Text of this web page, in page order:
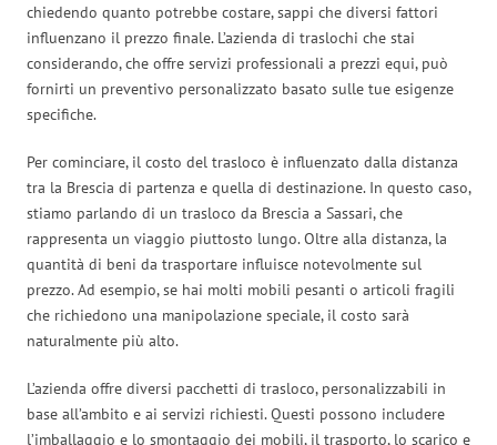
chiedendo quanto potrebbe costare, sappi che diversi fattori
influenzano il prezzo finale. L’azienda di traslochi che stai
considerando, che offre servizi professionali a prezzi equi, può
fornirti un preventivo personalizzato basato sulle tue esigenze
specifiche.
Per cominciare, il costo del trasloco è influenzato dalla distanza
tra la Brescia di partenza e quella di destinazione. In questo caso,
stiamo parlando di un trasloco da Brescia a Sassari, che
rappresenta un viaggio piuttosto lungo. Oltre alla distanza, la
quantità di beni da trasportare influisce notevolmente sul
prezzo. Ad esempio, se hai molti mobili pesanti o articoli fragili
che richiedono una manipolazione speciale, il costo sarà
naturalmente più alto.
L’azienda offre diversi pacchetti di trasloco, personalizzabili in
base all’ambito e ai servizi richiesti. Questi possono includere
l’imballaggio e lo smontaggio dei mobili, il trasporto, lo scarico e